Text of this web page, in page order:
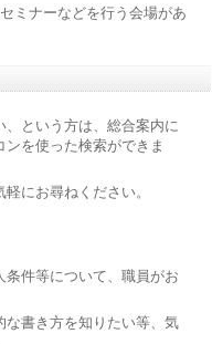
ミナーなどを行う会場があ
という方は、総合案内に
を使った検索ができま
にお尋ねください。
件等について、職員がお
な書き方を知りたい等、気